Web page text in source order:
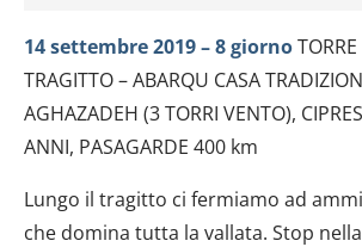
14 settembre 2019 – 8 giorno
TRAGITTO – ABARQU CASA
AGHAZADEH (3 TORRI VENTO),
ANNI, PASAGARDE 400 km
Lungo il tragitto ci fermiamo ad
che domina tutta la vallata. Stop